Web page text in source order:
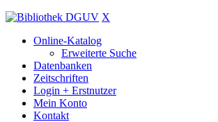
X
Online-Katalog
Erweiterte Suche
Datenbanken
Zeitschriften
Login + Erstnutzer
Mein Konto
Kontakt